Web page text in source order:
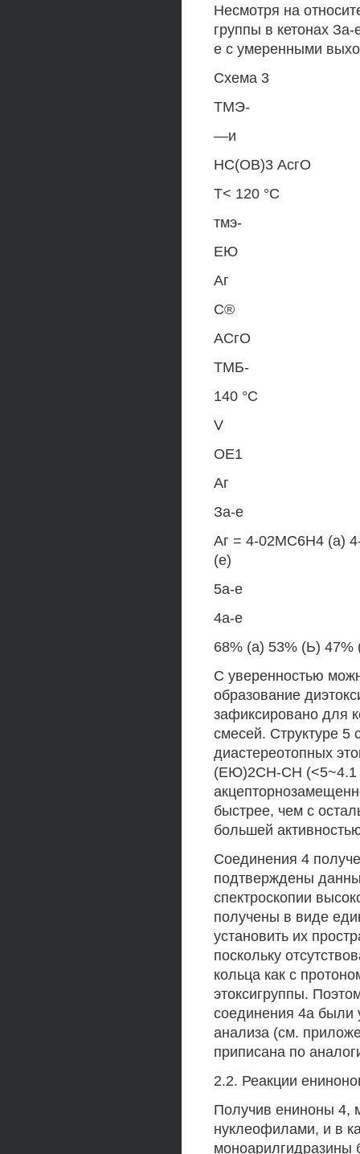
Несмотря на
группы в кетонах
е с умеренными
Схема 3
ТМЭ-
—и
НС(ОВ)3 АсгО
Т< 120 °С
тмэ-
ЕЮ
Аг
С®
АСгО
ТМБ-
140 °С
V
ОЕ1
Аг
За-е
Аг = 4-02МС6Н4 (а)
(е)
5а-е
4а-е
68% (а) 53% (Ь) 47%
С уверенностью
образование
зафиксировано для
смесей. Структуре 5
диастереотопных
(ЕЮ)2СН-СН (<5~4.1
быстрее, чем с
большей
Соединения 4
подтверждены
спектроскопии
получены в виде
установить их
поскольку
кольца как с
этоксигруппы.
соединения 4а были
анализа (см.
приписана по
2.2. Реакции
Получив ениноны 4,
нуклеофилами, и в
моноарилгидразины